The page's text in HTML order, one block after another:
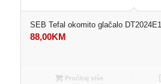
SEB Tefal okomito glačalo DT2024E1
88,00KM
Pročitaj više